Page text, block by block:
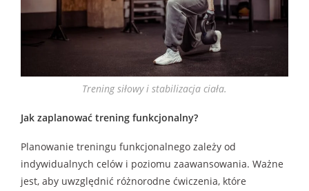
Trening siłowy i stabilizacja ciała.
Jak zaplanować trening funkcjonalny?
Planowanie treningu funkcjonalnego zależy od
indywidualnych celów i poziomu zaawansowania. Ważne
jest, aby uwzględnić różnorodne ćwiczenia, które